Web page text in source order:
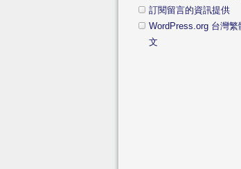
訂閱留言的資訊提供
WordPress.org 台灣繁
文